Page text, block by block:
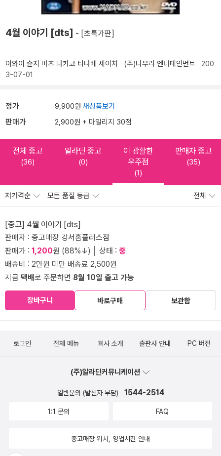
4월 이야기 [dts] - [초특가판]
이와이 슌지 마츠 다카코 타나베 세이치 (주)다우리 엔터테인먼트 200
3-07-01
정가 9,900원 새상품보기
판매가 2,900원 + 마일리지 30점
전체 중고
(36)
알라딘 중고
(0)
이 광활한
우주점
(1)
판매자 중고
(35)
저가격순 모든 품질 등급 전체
[중고] 4월 이야기 [dts]
판매자 : 중고매장 강서홈플러스점
판매가 : 1,200원 (88%↓) │ 상태 : 중
배송비 : 2만원 미만 배송료 2,500원
지금 택배로 주문하면 8월 10일 출고 가능
장바구니 바로구매 보관함
로그인 전체 메뉴 회사 소개 출판사 안내 PC 버전
(주)알라딘커뮤니케이션
일반문의 (발신자 부담) 1544-2514
1:1 문의 FAQ
중고매장 위치, 영업시간 안내